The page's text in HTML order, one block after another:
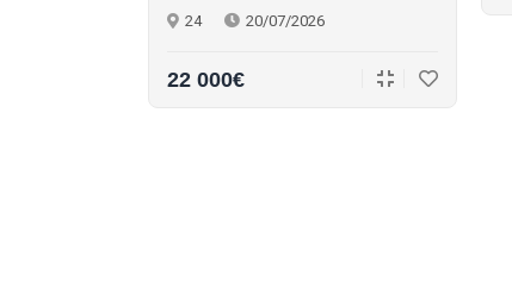
24 20/07/2026
22 000€